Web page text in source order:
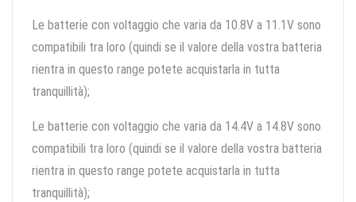
Le batterie con voltaggio che varia da 10.8V a 11.1V sono
compatibili tra loro (quindi se il valore della vostra batteria
rientra in questo range potete acquistarla in tutta
tranquillità);
Le batterie con voltaggio che varia da 14.4V a 14.8V sono
compatibili tra loro (quindi se il valore della vostra batteria
rientra in questo range potete acquistarla in tutta
tranquillità);